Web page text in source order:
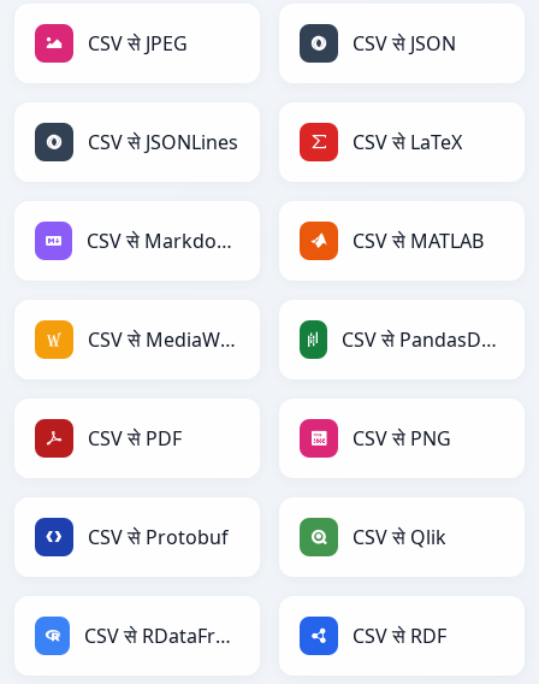
CSV से JPEG CSV से JSON
CSV से JSONLines CSV से LaTeX
CSV से Markdown CSV से MATLAB
CSV से MediaWiki CSV से PandasDataFrame
CSV से PDF CSV से PNG
CSV से Protobuf CSV से Qlik
CSV से RDataFrame CSV से RDF